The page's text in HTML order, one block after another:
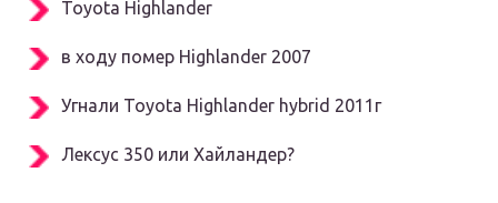
Toyota Highlander
в ходу помер Highlander 2007
Угнали Toyota Highlander hybrid 2011г
Лексус 350 или Хайландер?